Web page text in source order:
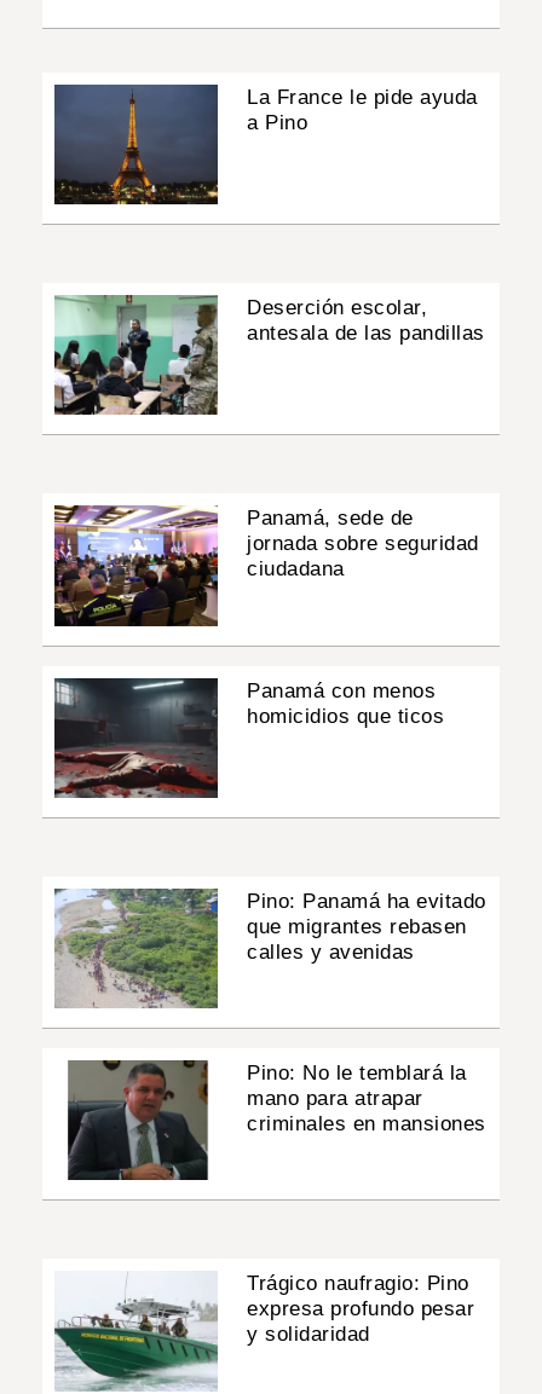
La France le pide ayuda
a Pino
Deserción escolar,
antesala de las pandillas
Panamá, sede de
jornada sobre seguridad
ciudadana
Panamá con menos
homicidios que ticos
Pino: Panamá ha evitado
que migrantes rebasen
calles y avenidas
Pino: No le temblará la
mano para atrapar
criminales en mansiones
Trágico naufragio: Pino
expresa profundo pesar
y solidaridad